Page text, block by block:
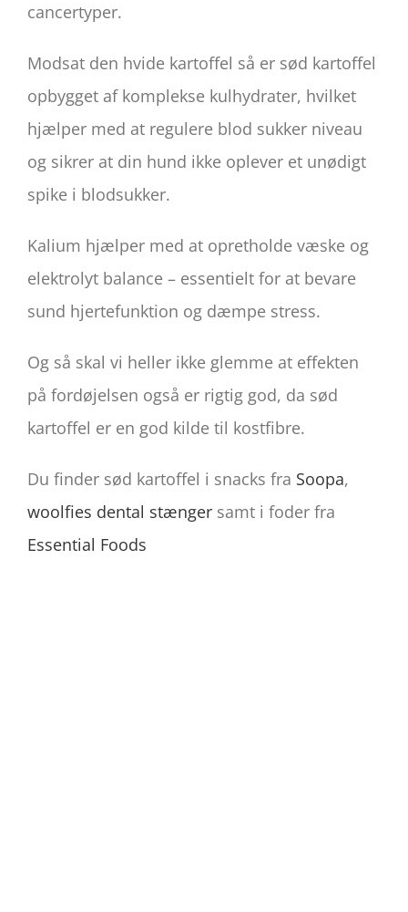
cancertyper.
Modsat den hvide kartoffel så er sød kartoffel
opbygget af komplekse kulhydrater, hvilket
hjælper med at regulere blod sukker niveau
og sikrer at din hund ikke oplever et unødigt
spike i blodsukker.
Kalium hjælper med at opretholde væske og
elektrolyt balance – essentielt for at bevare
sund hjertefunktion og dæmpe stress.
Og så skal vi heller ikke glemme at effekten
på fordøjelsen også er rigtig god, da sød
kartoffel er en god kilde til kostfibre.
Du finder sød kartoffel i snacks fra Soopa,
woolfies dental stænger samt i foder fra
Essential Foods